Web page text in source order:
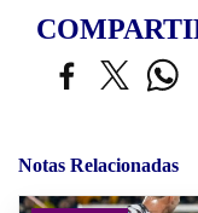
Notas Relacionadas